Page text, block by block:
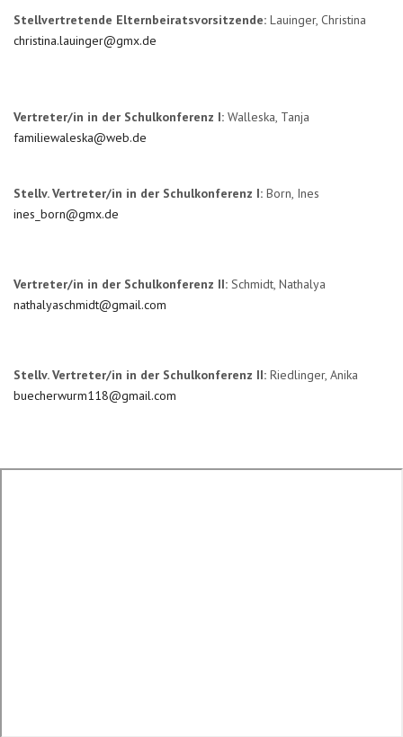
Stellvertretende Elternbeiratsvorsitzende: Lauinger, Christina
christina.lauinger@gmx.de
Vertreter/in in der Schulkonferenz I: Walleska, Tanja
familiewaleska@web.de
Stellv. Vertreter/in in der Schulkonferenz I: Born, Ines
ines_born@gmx.de
Vertreter/in in der Schulkonferenz II: Schmidt, Nathalya
nathalyaschmidt@gmail.com
Stellv. Vertreter/in in der Schulkonferenz II: Riedlinger, Anika
buecherwurm118@gmail.com